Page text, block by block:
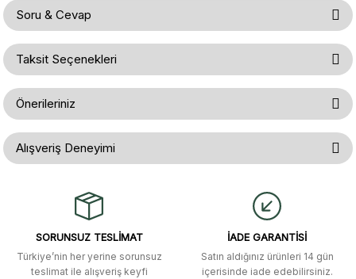
Bu ürüne ilk yorumu siz yapın!
Yorum Yaz
Soru & Cevap
Ürün hakkında henüz soru sorulmamış.
Soru Sor
Taksit Seçenekleri
Önerileriniz
Bu ürünün fiyat bilgisi, resim, ürün açıklamalarında ve diğer konularda
yetersiz gördüğünüz noktaları öneri formunu kullanarak tarafımıza
iletebilirsiniz.
Ürün resmi kalitesiz, bozuk veya görüntülenemiyor.
Ürün bilgilerinde hatalar bulunuyor.
Alışveriş Deneyimi
alışverişti. Ürün bir gün sonra elime
ulaştı. Mağaza yetkilileri oldukça
yanıt aldım ve çözüm buldum.
Murat Duman | 17/03/2026
SORUNSUZ TESLİMAT
Türkiye’nin her yerine sorunsuz
teslimat ile alışveriş keyfi
İADE GARANTİSİ
Satın aldığınız ürünleri 14 gün
içerisinde iade edebilirsiniz.